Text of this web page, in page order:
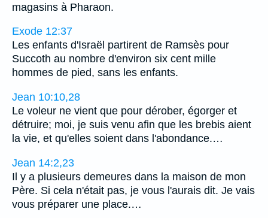
magasins à Pharaon.
Exode 12:37
Les enfants d'Israël partirent de Ramsès pour
Succoth au nombre d'environ six cent mille
hommes de pied, sans les enfants.
Jean 10:10,28
Le voleur ne vient que pour dérober, égorger et
détruire; moi, je suis venu afin que les brebis aient
la vie, et qu'elles soient dans l'abondance.…
Jean 14:2,23
Il y a plusieurs demeures dans la maison de mon
Père. Si cela n'était pas, je vous l'aurais dit. Je vais
vous préparer une place.…